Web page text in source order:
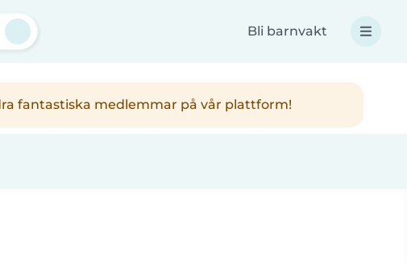
Bli barnvakt
fantastiska medlemmar på vår plattform!